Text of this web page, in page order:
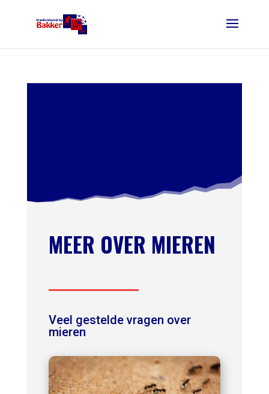
MEER OVER MIEREN
Veel gestelde vragen over
mieren